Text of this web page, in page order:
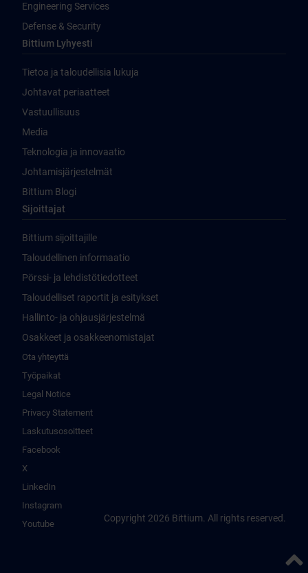
Engineering Services
Defense & Security
Bittium Lyhyesti
Tietoa ja taloudellisia lukuja
Johtavat periaatteet
Vastuullisuus
Media
Teknologia ja innovaatio
Johtamisjärjestelmät
Bittium Blogi
Sijoittajat
Bittium sijoittajille
Taloudellinen informaatio
Pörssi- ja lehdistötiedotteet
Taloudelliset raportit ja esitykset
Hallinto- ja ohjausjärjestelmä
Osakkeet ja osakkeenomistajat
Ota yhteyttä
Työpaikat
Legal Notice
Privacy Statement
Laskutusosoitteet
Facebook
X
LinkedIn
Instagram
Youtube
Copyright 2026 Bittium. All rights reserved.